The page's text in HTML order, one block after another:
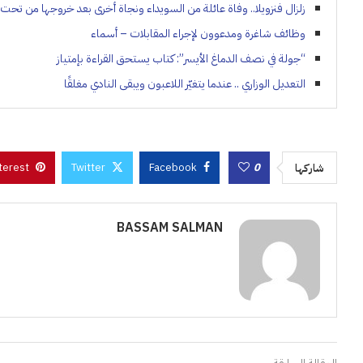
زلزال فنزويلا.. وفاة عائلة من السويداء ونجاة أخرى بعد خروجها من
وظائف شاغرة ومدعوون لإجراء المقابلات – أسماء
“جولة في نصف الدماغ الأيسر”: كتاب يستحق القراءة بإمتياز
التعديل الوزاري .. عندما يتغيّر اللاعبون ويبقى النادي مغلقًا
شاركها 0
Facebook
Twitter
BASSAM SALMAN